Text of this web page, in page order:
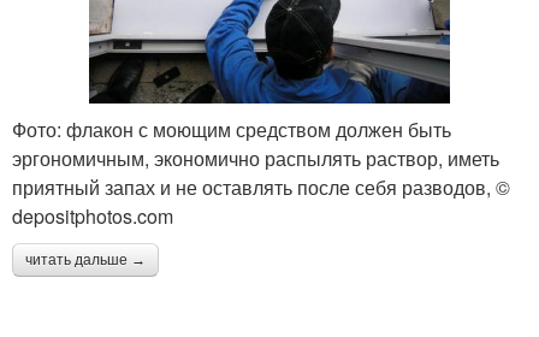
Фото: флакон с моющим средством должен быть
эргономичным, экономично распылять раствор, иметь
приятный запах и не оставлять после себя разводов, ©
depositphotos.com
читать дальше →